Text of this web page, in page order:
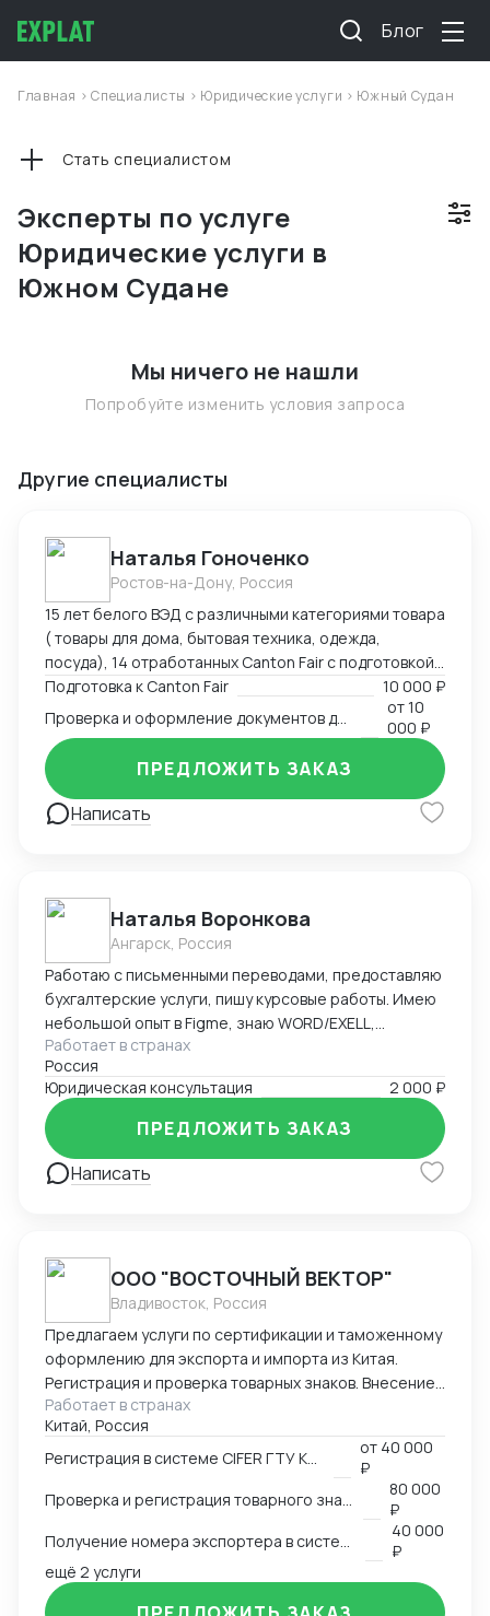
Блог
Главная >Специалисты > Юридические услуги > Южный Судан
Эксперты по услуге
Юридические услуги в
Южном Судане
Стать специалистом
Мы ничего не нашли
Попробуйте изменить условия запроса
Другие специалисты
Наталья Гоноченко
Ростов-на-Дону, Россия
15 лет белого ВЭД с различными категориями товара
( товары для дома, бытовая техника, одежда,
посуда), 14 отработанных Canton Fair с подготовкой,
анализом и подбором ассортиментной матрицы.
Подготовка полного пакета документов включая
сертификацию, образцы, ввоз и оформление.
Оформление полного пакета документов для ТО и
доставки, просчет юнит экономики. Контроль
платежей через третьи страны и проверка
корректности Валютного контроля.
Подготовка к Canton Fair
10 000 ₽
от10
000 ₽
Написать
ПРЕДЛОЖИТЬ ЗАКАЗ
Наталья Воронкова
Ангарск, Россия
Работаю с письменными переводами, предоставляю
бухгалтерские услуги, пишу курсовые работы. Имею
небольшой опыт в Figme, знаю WORD/EXELL,
составляю и редактирую таблицы. Рассматриваю
подработку, рассмотрю Ваши варианты.
Работает в странах
Россия
Юридическая консультация
2 000 ₽
Написать
ПРЕДЛОЖИТЬ ЗАКАЗ
ООО "ВОСТОЧНЫЙ ВЕКТОР"
Владивосток, Россия
Предлагаем услуги по сертификации и таможенному
оформлению для экспорта и импорта из Китая.
Регистрация и проверка товарных знаков. Внесение
в таможенный реестр товарных знаков.
Изготовление маркировки для пищевой продукции
для реализации в Китае. Получение номера
HS и CIQ кодов.
Работает в странах
Китай, Россия
от 40 000
₽
80 000
₽
40 000
₽
ещё 2 услуги